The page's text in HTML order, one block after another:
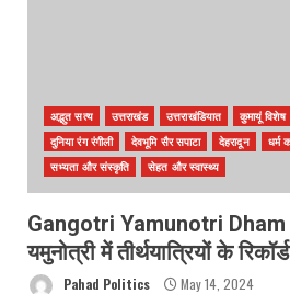
अद्भुत सत्य उत्तराखंड उत्तराखंडियात कुमायूं विशेष
दुनिया रंग रंगीली
देवभूमि सैर सपाटा देहरादून धर्म
सभ्यता और संस्कृति
सेहत और स्वास्थ्य
Gangotri Yamunotri Dham
यमुनोत्री में तीर्थयात्रियों के
Pahad Politics May 14, 2024